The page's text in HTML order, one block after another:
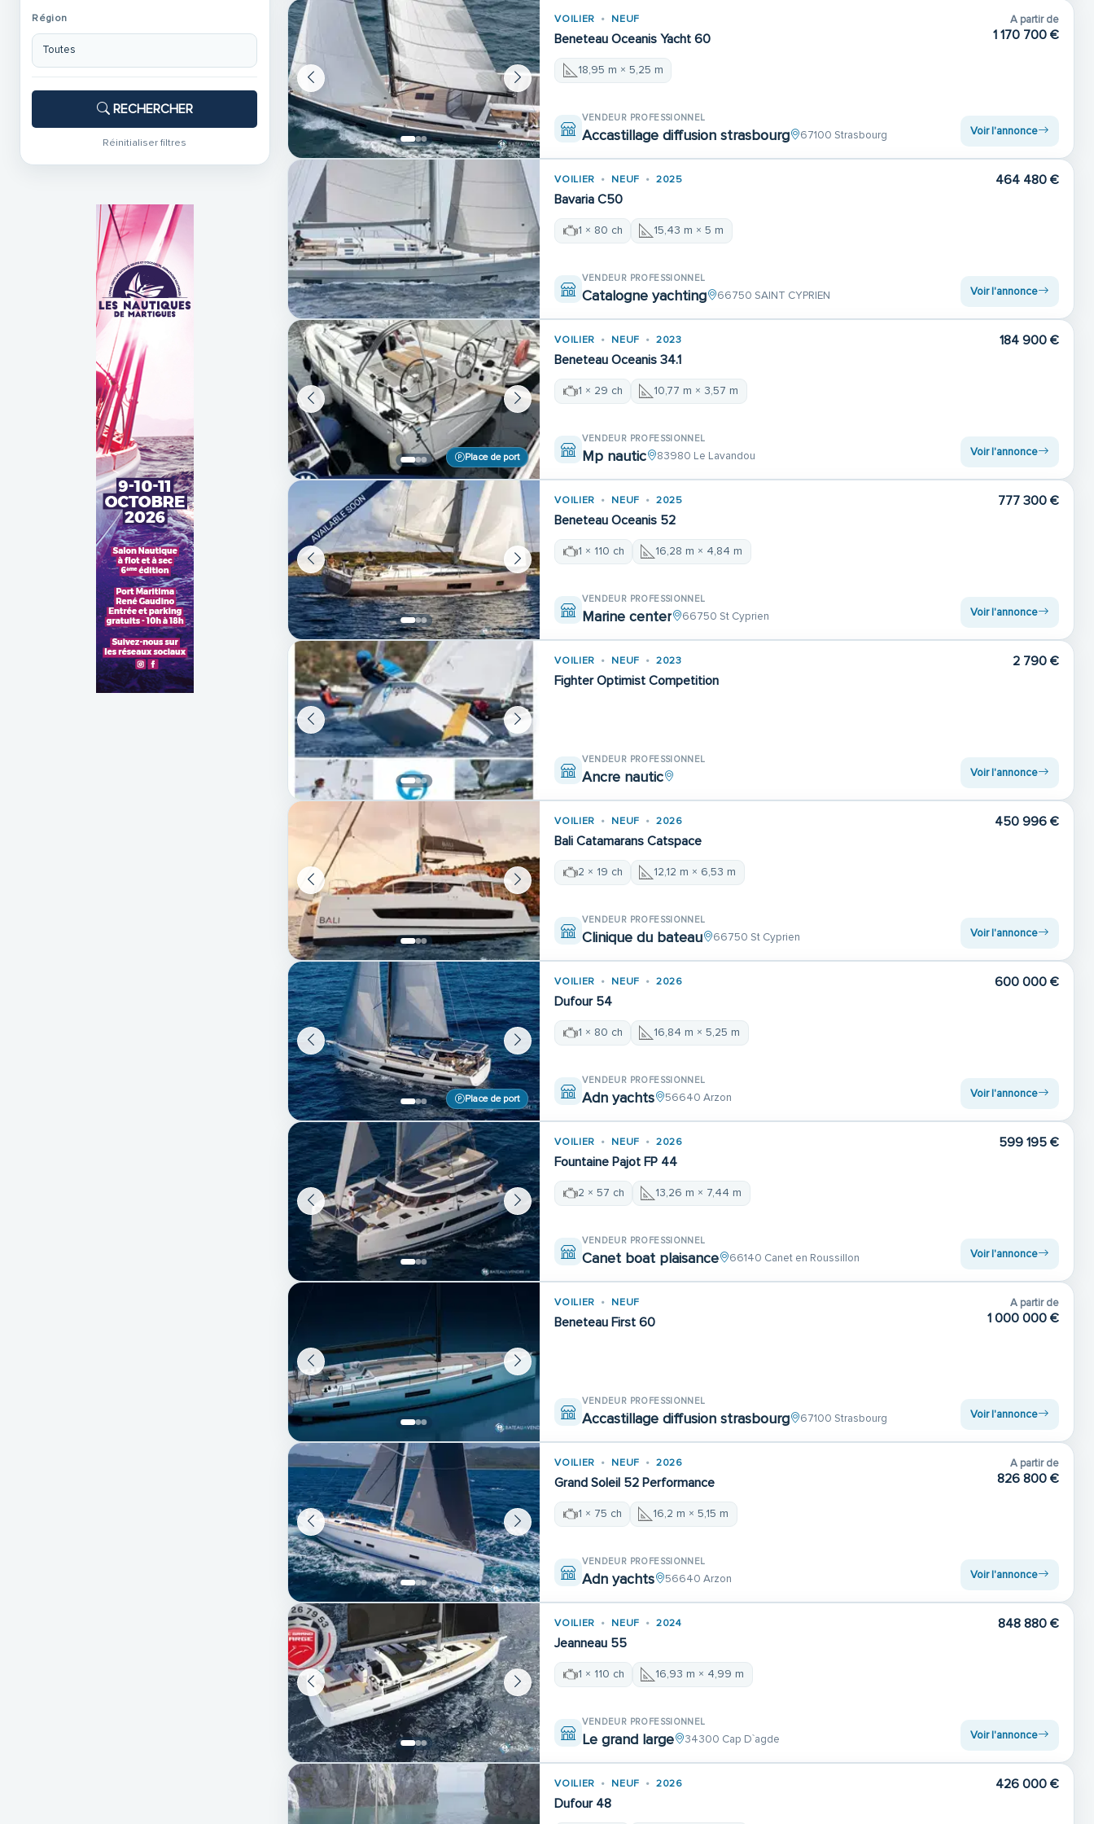
Région
RECHERCHER
Réinitialiser filtres
VOILIER NEUF
Beneteau Oceanis Yacht 60
A partir de
1 170 700 €
18,95 m × 5,25 m
VENDEUR PROFESSIONNEL
Accastillage diffusion strasbourg 67100 Strasbourg Voir l'annonce
VOILIER NEUF 2025
Bavaria C50
464 480 €
1 × 80 ch 15,43 m × 5 m
VENDEUR PROFESSIONNEL
Catalogne yachting 66750 SAINT CYPRIEN Voir l'annonce
Place de port
VOILIER NEUF 2023
Beneteau Oceanis 34.1
184 900 €
1 × 29 ch 10,77 m × 3,57 m
VENDEUR PROFESSIONNEL
Mp nautic 83980 Le Lavandou Voir l'annonce
VOILIER NEUF 2025
Beneteau Oceanis 52
777 300 €
1 × 110 ch 16,28 m × 4,84 m
VENDEUR PROFESSIONNEL
Marine center 66750 St Cyprien Voir l'annonce
VOILIER NEUF 2023
Fighter Optimist Competition
2 790 €
VENDEUR PROFESSIONNEL
Ancre nautic Voir l'annonce
VOILIER NEUF 2026
Bali Catamarans Catspace
450 996 €
2 × 19 ch 12,12 m × 6,53 m
VENDEUR PROFESSIONNEL
Clinique du bateau 66750 St Cyprien Voir l'annonce
Place de port
VOILIER NEUF 2026
Dufour 54
600 000 €
1 × 80 ch 16,84 m × 5,25 m
VENDEUR PROFESSIONNEL
Adn yachts 56640 Arzon Voir l'annonce
VOILIER NEUF 2026
Fountaine Pajot FP 44
599 195 €
2 × 57 ch 13,26 m × 7,44 m
VENDEUR PROFESSIONNEL
Canet boat plaisance 66140 Canet en Roussillon Voir l'annonce
VOILIER NEUF
Beneteau First 60
A partir de
1 000 000 €
VENDEUR PROFESSIONNEL
Accastillage diffusion strasbourg 67100 Strasbourg Voir l'annonce
VOILIER NEUF 2026
Grand Soleil 52 Performance
A partir de
826 800 €
1 × 75 ch 16,2 m × 5,15 m
VENDEUR PROFESSIONNEL
Adn yachts 56640 Arzon Voir l'annonce
VOILIER NEUF 2024
Jeanneau 55
848 880 €
1 × 110 ch 16,93 m × 4,99 m
VENDEUR PROFESSIONNEL
Le grand large 34300 Cap D`agde Voir l'annonce
VOILIER NEUF 2026
Dufour 48
426 000 €